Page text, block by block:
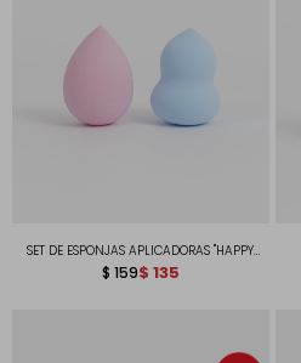
SET DE ESPONJAS APLICADORAS "HAPPY
DAYS"
$ 159$ 135